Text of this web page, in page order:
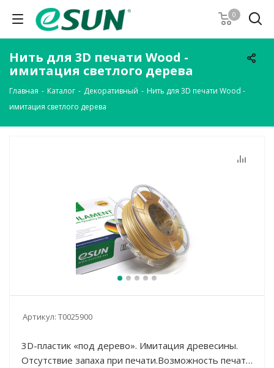
0
Нить для 3D печати Wood -
имитация светлого дерева
Главная - Каталог - Декоративный - Нить для 3D печати Wood -
имитация светлого дерева
Артикул: Т0025900
3D-пластик «под дерево». Имитация древесины.
Отсутствие запаха при печати.Возможность печати